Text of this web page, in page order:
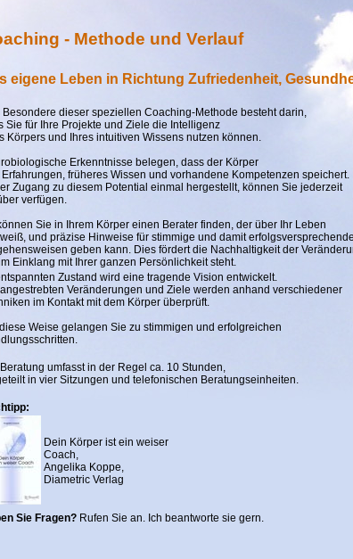
- Methode und Verlauf
eigene Leben in Richtung Zufriedenheit,
Besondere dieser speziellen Coaching-Methode besteht darin,
Sie für Ihre Projekte und Ziele die Intelligenz
Körpers und Ihres intuitiven Wissens nutzen können.
Erkenntnisse belegen, dass der Körper
Erfahrungen, früheres Wissen und vorhandene Kompetenzen speichert.
Zugang zu diesem Potential einmal hergestellt, können Sie jederzeit
verfügen.
Sie in Ihrem Körper einen Berater finden, der über Ihr Leben
und präzise Hinweise für stimmige und damit erfolgsversprechende
geben kann. Dies fördert die Nachhaltigkeit der
Einklang mit Ihrer ganzen Persönlichkeit steht.
Zustand wird eine tragende Vision entwickelt.
Veränderungen und Ziele werden anhand verschiedener
im Kontakt mit dem Körper überprüft.
Weise gelangen Sie zu stimmigen und erfolgreichen
umfasst in der Regel ca. 10 Stunden,
in vier Sitzungen und telefonischen Beratungseinheiten.
Dein Körper ist ein weiser
Coach,
Angelika Koppe,
Diametric Verlag
Sie Fragen? Rufen Sie an. Ich beantworte sie gern.